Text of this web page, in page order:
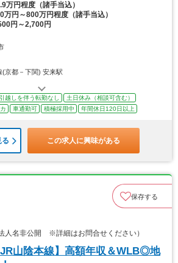
万円程度（諸手当込）
万円～800万円程度（諸手当込）
円～2,700円
(京都－下関) 安来駅
越しを伴う転勤なし
土日休み（相談可含む）
車通勤可 積極採用中 年間休日120日以上
る この求人に興味がある
保存する
人名非公開 ※詳細はお問合せください）
JR山陰本線】高額年収＆WLB◎地